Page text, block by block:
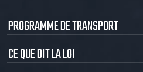
PROGRAMME DE TRANSPORT
CE QUE DIT LA LOI